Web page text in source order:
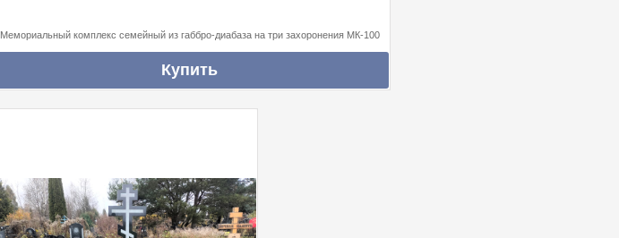
Мемориальный комплекс семейный из габбро-диабаза на три захоронения МК-100